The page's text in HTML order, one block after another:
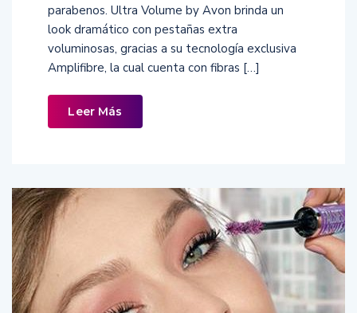
parabenos. Ultra Volume by Avon brinda un
look dramático con pestañas extra
voluminosas, gracias a su tecnología exclusiva
Amplifibre, la cual cuenta con fibras […]
Leer Más